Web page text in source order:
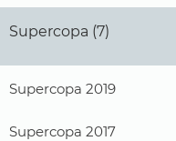
Supercopa (7)
Supercopa 2019
Supercopa 2017